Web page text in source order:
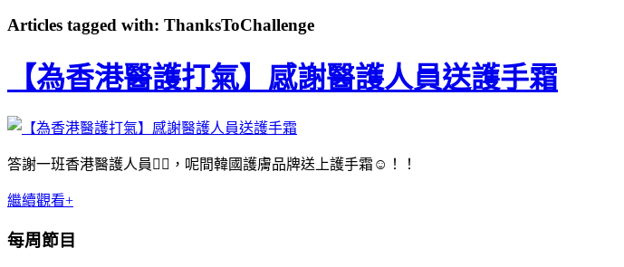
Articles tagged with: ThanksToChallenge
【為香港醫護打氣】感謝醫護人員送護手霜
答謝一班香港醫護人員👍🏻，呢間韓國護膚品牌送上護手霜☺️！！
繼續觀看+
每周節目